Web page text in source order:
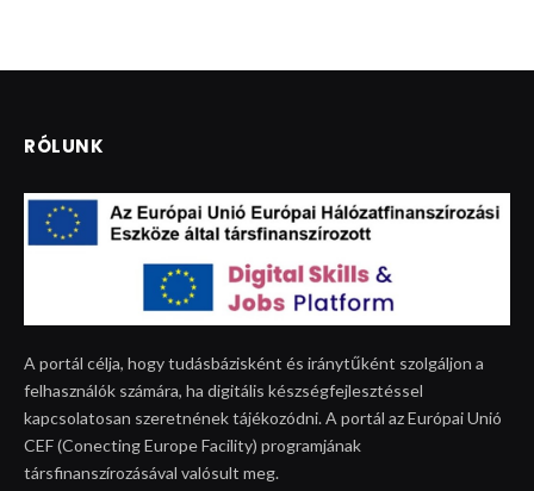
RÓLUNK
A portál célja, hogy tudásbázisként és iránytűként szolgáljon a
felhasználók számára, ha digitális készségfejlesztéssel
kapcsolatosan szeretnének tájékozódni. A portál az Európai Unió
CEF (Conecting Europe Facility) programjának
társfinanszírozásával valósult meg.